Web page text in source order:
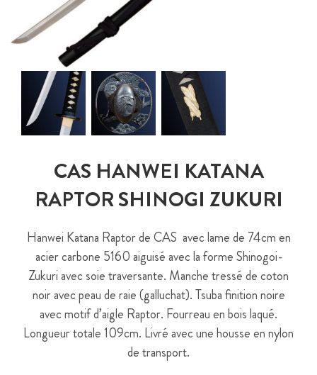
CAS HANWEI KATANA
RAPTOR SHINOGI ZUKURI
Hanwei Katana Raptor de CAS avec lame de 74cm en
acier carbone 5160 aiguisé avec la forme Shinogoi-
Zukuri avec soie traversante. Manche tressé de coton
noir avec peau de raie (galluchat). Tsuba finition noire
avec motif d’aigle Raptor. Fourreau en bois laqué.
Longueur totale 109cm. Livré avec une housse en nylon
de transport.